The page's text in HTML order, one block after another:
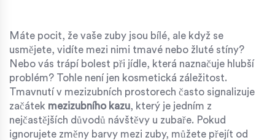
Máte pocit, že vaše zuby jsou bílé, ale když se
usmějete, vidíte mezi nimi tmavé nebo žluté stíny?
Nebo vás trápí bolest při jídle, která naznačuje hlubší
problém? Tohle není jen kosmetická záležitost.
Tmavnutí v mezizubních prostorech často signalizuje
začátek mezizubního kazu, který je jedním z
nejčastějších důvodů návštěvy u zubaře. Pokud
ignorujete změny barvy mezi zuby, můžete přejít od